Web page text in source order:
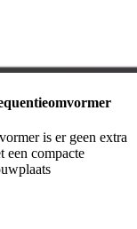
is er geen extra
een compacte